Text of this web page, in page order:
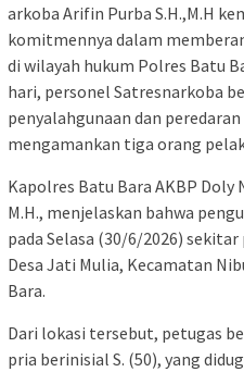
arkoba Arifin Purba S.H.,M.H
komitmennya dalam
di wilayah hukum Polres Batu
hari, personel Satresnarkoba
penyalahgunaan dan
mengamankan tiga orang
Kapolres Batu Bara AKBP Doly
M.H., menjelaskan bahwa
pada Selasa (30/6/2026) sekitar
Desa Jati Mulia, Kecamatan
Bara.
Dari lokasi tersebut, petugas
pria berinisial S. (50), yang